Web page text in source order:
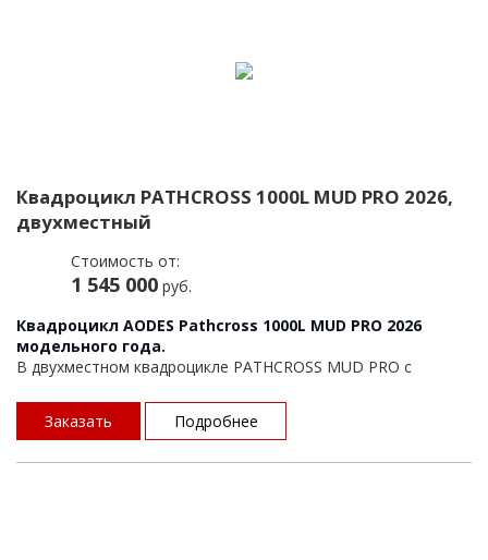
Квадроцикл PATHCROSS 1000L MUD PRO 2026,
двухместный
Стоимость от:
1 545 000 руб.
Квадроцикл AODES Pathcross 1000L MUD PRO 2026
модельного года.
В двухместном квадроцикле PATHCROSS MUD PRO с
новый дизайн передней части, обновленная оптика, 10,25-
дюймовый дисплей на приборной панели с индикацией
Заказать Подробнее